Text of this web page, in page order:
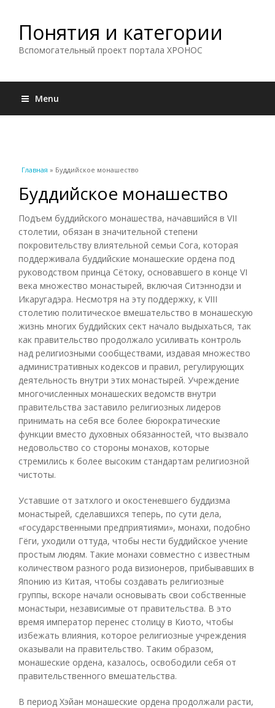
Понятия и категории
Вспомогательный проект портала ХРОНОС
Menu
Вы здесь
Главная » Буддийское монашество
Буддийское монашество
Подъем буддийского монашества, начавшийся в VII
столетии, обязан в значительной степени
покровительству влиятельной семьи Сога, которая
поддерживала буддийские монашеские ордена под
руководством принца Сётоку, основавшего в конце VI
века множество монастырей, включая Ситэннодзи и
Икаругадэра. Несмотря на эту поддержку, к VIII
столетию политическое вмешательство в монашескую
жизнь многих буддийских сект начало выдыхаться, так
как правительство продолжало усиливать контроль
над религиозными сообществами, издавая множество
административных кодексов и правил, регулирующих
деятельность внутри этих монастырей. Учреждение
многочисленных монашеских ведомств внутри
правительства заставило религиозных лидеров
принимать на себя все более бюрократические
функции вместо духовных обязанностей, что вызвало
недовольство со стороны монахов, которые
стремились к более высоким стандартам религиозной
чистоты.
Уставшие от затхлого и окостеневшего буддизма
монастырей, сделавшихся теперь, по сути дела,
«государственными предприятиями», монахи, подобно
Гёги, уходили оттуда, чтобы нести буддийское учение
простым людям. Такие монахи совместно с известным
количеством разного рода визионеров, прибывавших в
Японию из Китая, чтобы создавать религиозные
группы, вскоре начали основывать свои собственные
монастыри, независимые от правительства. В это
время император перенес столицу в Киото, чтобы
избежать влияния, которое религиозные учреждения
оказывали на правительство. Таким образом,
монашеские ордена, казалось, освободили себя от
правительственного вмешательства.
В период Хэйан монашеские ордена продолжали расти,